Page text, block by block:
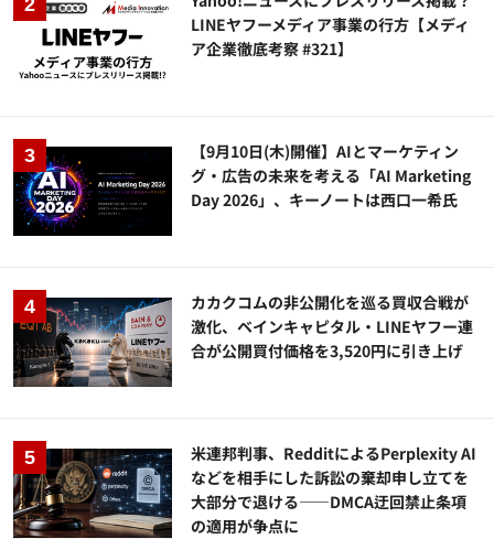
LINEヤフーメディア事業の行方【メディ
ア企業徹底考察 #321】
【9月10日(木)開催】AIとマーケティン
グ・広告の未来を考える「AI Marketing
Day 2026」、キーノートは西口一希氏
カカクコムの非公開化を巡る買収合戦が
激化、ベインキャピタル・LINEヤフー連
合が公開買付価格を3,520円に引き上げ
米連邦判事、RedditによるPerplexity AI
などを相手にした訴訟の棄却申し立てを
大部分で退ける——DMCA迂回禁止条項
の適用が争点に